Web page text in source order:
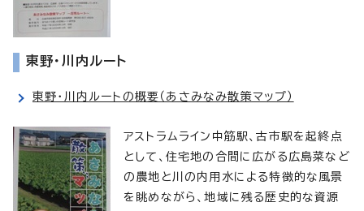
東野・川内ルート
東野・川内ルートの概要（あさみなみ散策マップ）
アストラムライン中筋駅、古市駅を起終点
として、住宅地の合間に広がる広島菜など
の農地と川の内用水による特徴的な風景
を眺めながら、地域に残る歴史的な資源